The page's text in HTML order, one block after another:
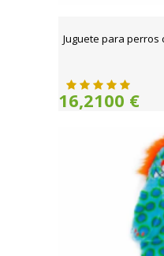
Juguete para
16,2100 €